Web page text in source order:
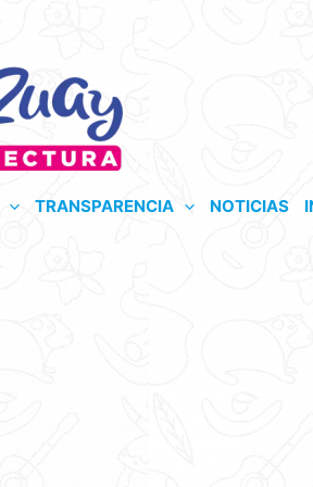
TRANSPARENCIA NOTICIAS